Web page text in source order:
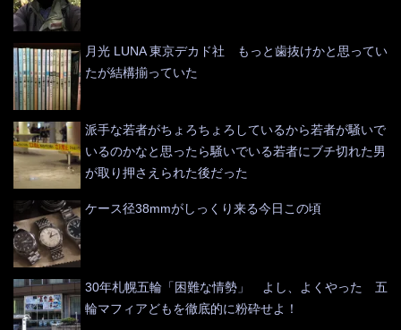
月光 LUNA 東京デカド社 もっと歯抜けかと思ってい
たが結構揃っていた
派手な若者がちょろちょろしているから若者が騒いで
いるのかなと思ったら騒いでいる若者にブチ切れた男
が取り押さえられた後だった
ケース径38mmがしっくり来る今日この頃
30年札幌五輪「困難な情勢」 よし、よくやった 五
輪マフィアどもを徹底的に粉砕せよ！